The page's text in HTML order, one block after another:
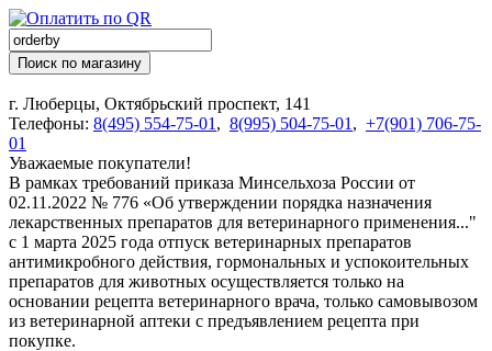
Поиск по магазину
г. Люберцы, Октябрьский проспект, 141
Телефоны: 8(495) 554-75-01 , 8(995) 504-75-01 , +7(901) 706-75-
01
Уважаемые покупатели!
В рамках требований приказа Минсельхоза России от
02.11.2022 № 776 «Об утверждении порядка назначения
лекарственных препаратов для ветеринарного применения..."
с 1 марта 2025 года отпуск ветеринарных препаратов
антимикробного действия, гормональных и успокоительных
препаратов для животных осуществляется только на
основании рецепта ветеринарного врача, только самовывозом
из ветеринарной аптеки с предъявлением рецепта при
покупке.